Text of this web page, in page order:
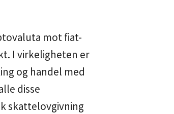
mot fiat-
I virkeligheten er
og handel med
disse
skattelovgivning